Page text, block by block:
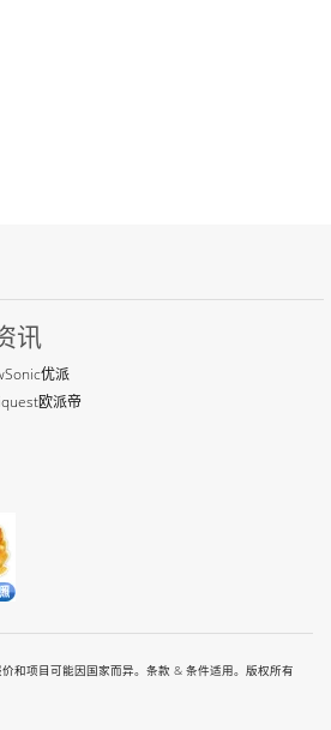
讯
优派
欧派帝
和项目可能因国家而异。条款 & 条件适用。版权所有